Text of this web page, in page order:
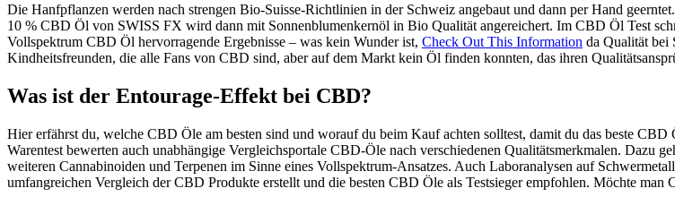
Die Hanfpflanzen werden nach strengen Bio-Suisse-Richtlinien in der Schweiz angebaut und dann per Hand
10 % CBD Öl von SWISS FX wird dann mit Sonnenblumenkernöl in Bio Qualität angereichert. Im CBD Öl Test
Vollspektrum CBD Öl hervorragende Ergebnisse – was kein Wunder ist, Check Out This Information da Qualität bei
Kindheitsfreunden, die alle Fans von CBD sind, aber auf dem Markt kein Öl finden konnten, das ihren
Was ist der Entourage-Effekt bei CBD?
Hier erfährst du, welche CBD Öle am besten sind und worauf du beim Kauf achten solltest, damit du das beste
Warentest bewerten auch unabhängige Vergleichsportale CBD-Öle nach verschiedenen Qualitätsmerkmalen. Dazu
weiteren Cannabinoiden und Terpenen im Sinne eines Vollspektrum-Ansatzes. Auch Laboranalysen auf
umfangreichen Vergleich der CBD Produkte erstellt und die besten CBD Öle als Testsieger empfohlen. Möchte